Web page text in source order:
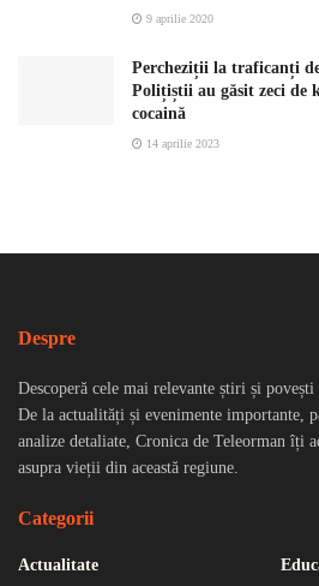
9 aprilie 2020
Percheziții la traficanți
Polițiștii au găsit zeci de
cocaină
14 aprilie 2023
Despre
Descoperă cele mai relevante știri și
De la actualități și evenimente importante,
analize detaliate, Cronica de Teleorman îți
asupra vieții din această regiune.
Categorii
Actualitate